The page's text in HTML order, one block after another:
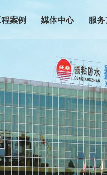
案例
商业地产
轨道交通
隧道桥梁
综合管廊
媒体中心
行业动态
媒体报道
服